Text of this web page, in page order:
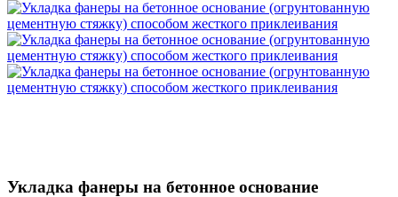
Укладка фанеры на бетонное основание